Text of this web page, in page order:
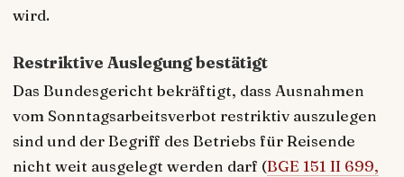
wird.
Restriktive Auslegung bestätigt
Das Bundesgericht bekräftigt, dass Ausnahmen
vom Sonntagsarbeitsverbot restriktiv auszulegen
sind und der Begriff des Betriebs für Reisende
nicht weit ausgelegt werden darf (BGE 151 II 699,